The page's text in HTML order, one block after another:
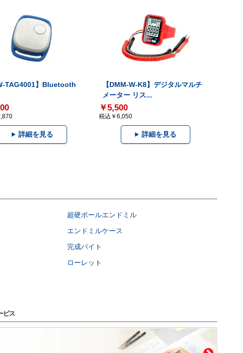
TAG4001】Bluetooth
詳細を見る
【DMM-W-K8】デジタルマルチ
メーター リス...
￥5,500
税込￥6,050
詳細を見る
超硬ボールエンドミル
エンドミルケース
完成バイト
ローレット
ビス